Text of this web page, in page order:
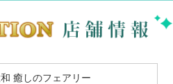
癒しのフェアリー